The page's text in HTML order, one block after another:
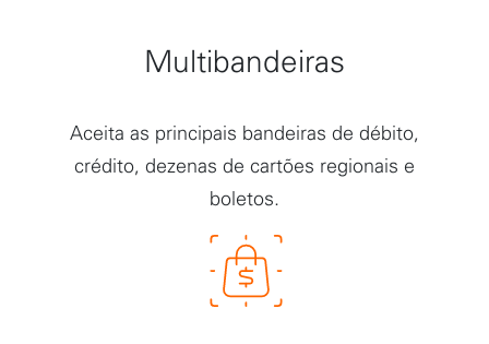
Multibandeiras
Aceita as principais bandeiras de débito,
crédito, dezenas de cartões regionais e
boletos.